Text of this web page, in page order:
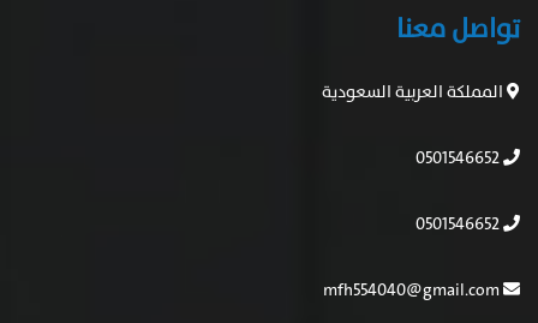
تواصل معنا
المملكة العربية السعودية